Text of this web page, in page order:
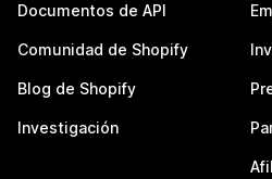
Documentos de API
Comunidad de Shopify
Blog de Shopify
Investigación